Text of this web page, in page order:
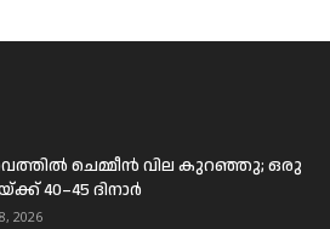
ചെമ്മീൻ വില കുറഞ്ഞു; ഒരു
40–45 ദിനാർ
2026